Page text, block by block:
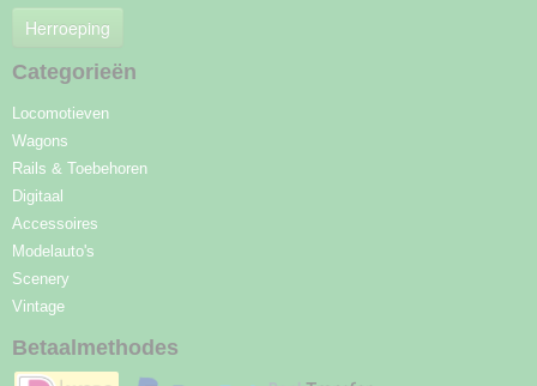
Herroeping
Categorieën
Locomotieven
Wagons
Rails & Toebehoren
Digitaal
Accessoires
Modelauto's
Scenery
Vintage
Betaalmethodes